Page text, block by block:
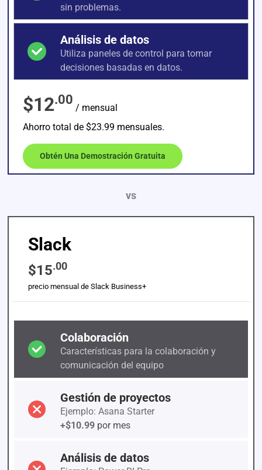
sin problemas.
Análisis de datos
Utiliza paneles de control para tomar
decisiones basadas en datos.
$12.00
/ mensual
Ahorro total de $23.99 mensuales.
Obtén Una Demostración Gratuita
vs
Slack
$15.00
precio mensual de Slack Business+
Colaboración
Características para la colaboración y
comunicación del equipo
Gestión de proyectos
Ejemplo: Asana Starter
+$10.99 por mes
Análisis de datos